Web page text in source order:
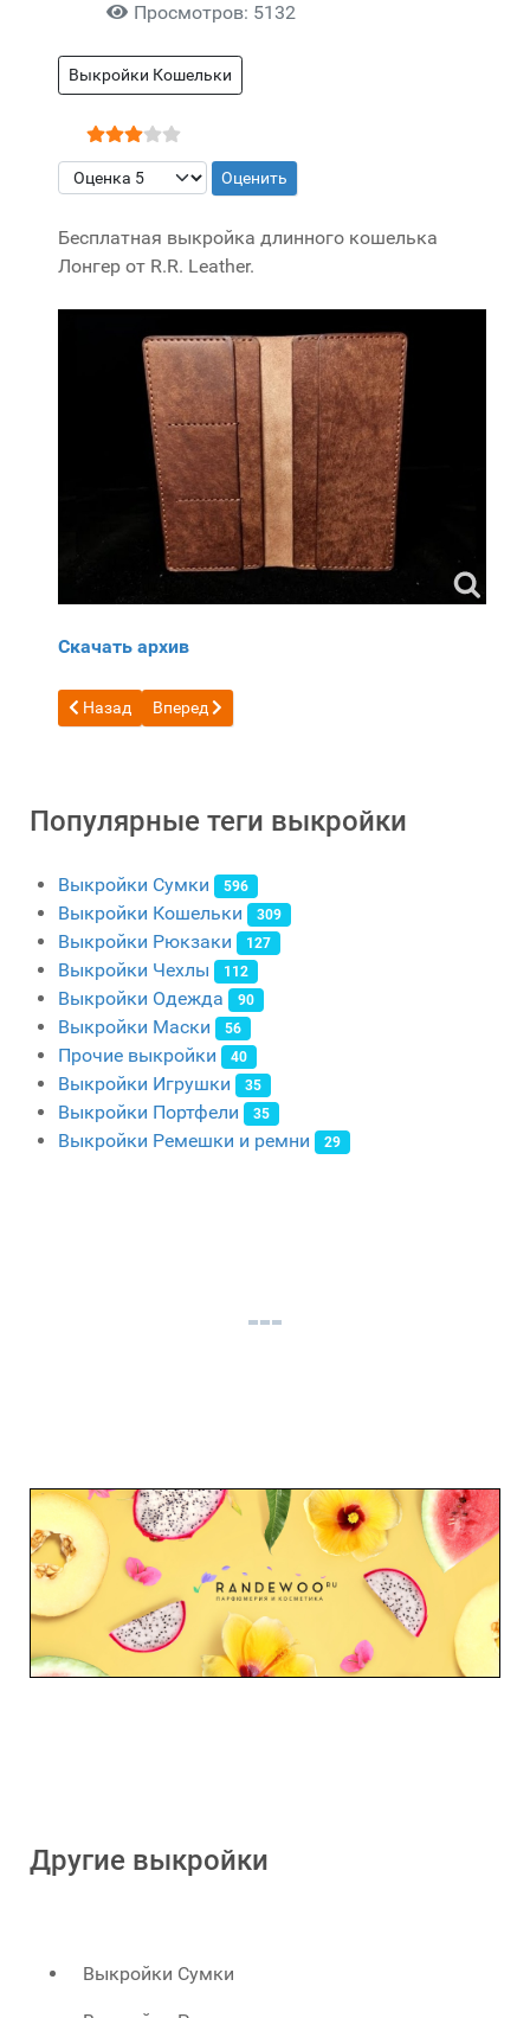
Просмотров: 5132
Выкройки Кошельки
Рейтинг:3/5
Пожалуйста, оцените
Бесплатная выкройка длинного кошелька
Лонгер от R.R. Leather.
Скачать архив
Предыдущий: Бесплатная выкройка кардхолдер с
Назад Следующий: Бесплатная выкройка длинного
Вперед
Популярные теги выкройки
Выкройки Сумки 596
Выкройки Кошельки 309
Выкройки Рюкзаки 127
Выкройки Чехлы 112
Выкройки Одежда 90
Выкройки Маски 56
Прочие выкройки 40
Выкройки Игрушки 35
Выкройки Портфели 35
Выкройки Ремешки и ремни 29
Другие выкройки
Выкройки Сумки